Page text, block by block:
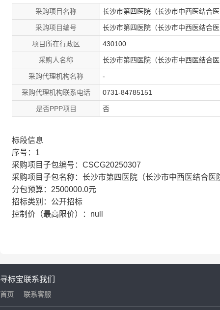
采购项目名称 长沙市第四医院（长沙市中西医结合
采购项目编号 长沙市第四医院（长沙市中西医结合
项目所在行政区 430100
采购人名称 长沙市第四医院（长沙市中西医结合
采购代理机构名称 -
采购代理机构联系电话 0731-84785151
是否PPP项目 否
标段信息
序号：1
采购项目子包编号：CSCG20250307
采购项目子包名称：长沙市第四医院（长沙市中西医结合医
分包预算：2500000.0元
招标类别：公开招标
控制价（最高限价）：null
寻标宝
首页
联系我们
联系客服